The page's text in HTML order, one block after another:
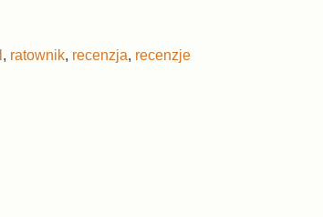
, ratownik, recenzja, recenzje